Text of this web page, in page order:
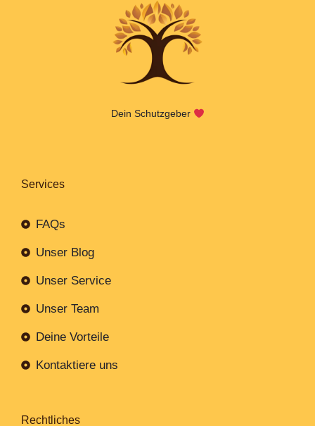
Dein Schutzgeber
Services
FAQs
Unser Blog
Unser Service
Unser Team
Deine Vorteile
Kontaktiere uns
Rechtliches